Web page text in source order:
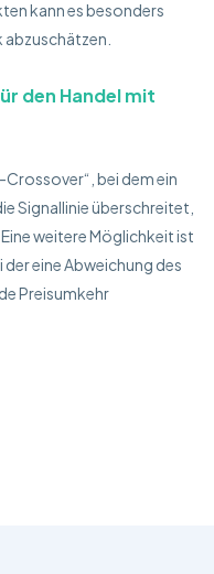
kann es besonders
den Handel mit
bei dem ein
Signallinie überschreitet,
weitere Möglichkeit ist
eine Abweichung des
Preisumkehr